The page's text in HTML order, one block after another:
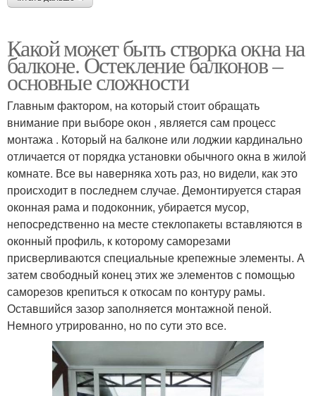
Какой может быть створка окна на
балконе. Остекление балконов –
основные сложности
Главным фактором, на который стоит обращать
внимание при выборе окон , является сам процесс
монтажа . Который на балконе или лоджии кардинально
отличается от порядка установки обычного окна в жилой
комнате. Все вы наверняка хоть раз, но видели, как это
происходит в последнем случае. Демонтируется старая
оконная рама и подоконник, убирается мусор,
непосредственно на месте стеклопакеты вставляются в
оконный профиль, к которому саморезами
присверливаются специальные крепежные элементы. А
затем свободный конец этих же элементов с помощью
саморезов крепиться к откосам по контуру рамы.
Оставшийся зазор заполняется монтажной пеной.
Немного утрированно, но по сути это все.